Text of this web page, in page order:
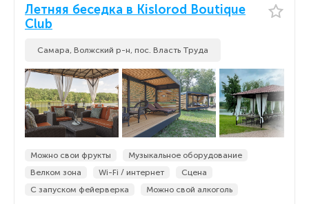
Летняя беседка в Kislorod Boutique
Club
Самара, Волжский р-н, пос. Власть Труда
Можно свои фрукты
Музыкальное оборудование
Велком зона
Wi-Fi / интернет
Сцена
С запуском фейерверка
Можно свой алкоголь